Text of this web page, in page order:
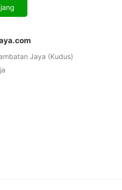
Jaya (Kudus)